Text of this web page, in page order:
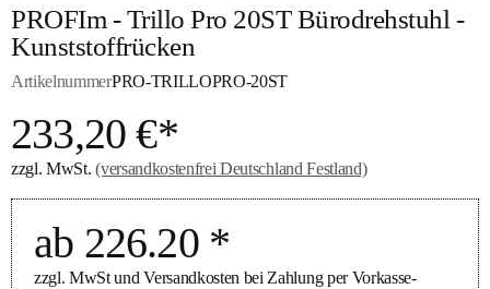
PROFIm - Trillo Pro 20ST Bürodrehstuhl -
Kunststoffrücken
ArtikelnummerPRO-TRILLOPRO-20ST
233,20 €*
zzgl. MwSt.(versandkostenfrei Deutschland Festland)
ab 226.20 *
zzgl. MwSt und Versandkosten bei Zahlung per Vorkasse-